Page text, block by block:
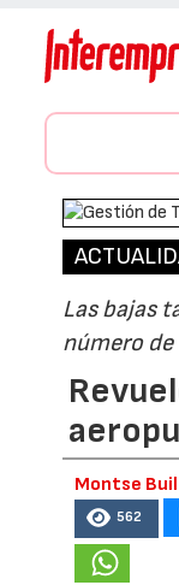
Las bajas
número
Montse Buil
562